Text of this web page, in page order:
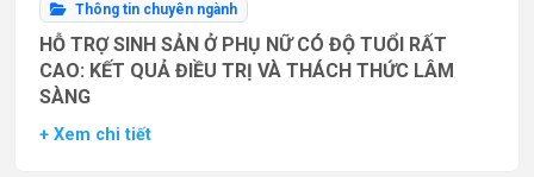
Thông tin chuyên ngành
HỖ TRỢ SINH SẢN Ở PHỤ NỮ CÓ ĐỘ TUỔI RẤT
CAO: KẾT QUẢ ĐIỀU TRỊ VÀ THÁCH THỨC LÂM
SÀNG
+ Xem chi tiết